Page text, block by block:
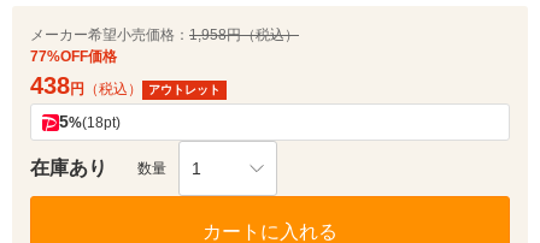
メーカー希望小売価格： 1,958円（税込）
77%OFF価格
438円 （税込） アウトレット
5%(18pt)
在庫あり 数量 1
カートに入れる